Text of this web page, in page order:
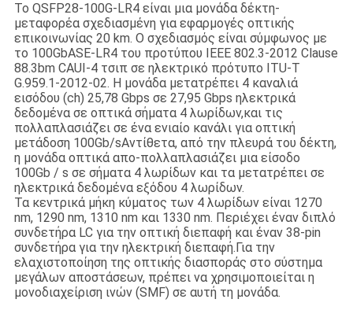
Το QSFP28-100G-LR4 είναι μια μονάδα δέκτη-
μεταφορέα σχεδιασμένη για εφαρμογές οπτικής
επικοινωνίας 20 km. Ο σχεδιασμός είναι σύμφωνος με
το 100GbASE-LR4 του προτύπου IEEE 802.3-2012 Clause
88.3bm CAUI-4 τσιπ σε ηλεκτρικό πρότυπο ITU-T
G.959.1-2012-02. Η μονάδα μετατρέπει 4 καναλιά
εισόδου (ch) 25,78 Gbps σε 27,95 Gbps ηλεκτρικά
δεδομένα σε οπτικά σήματα 4 λωρίδων,και τις
πολλαπλασιάζει σε ένα ενιαίο κανάλι για οπτική
μετάδοση 100Gb/sΑντίθετα, από την πλευρά του δέκτη,
η μονάδα οπτικά απο-πολλαπλασιάζει μια είσοδο
100Gb / s σε σήματα 4 λωρίδων και τα μετατρέπει σε
ηλεκτρικά δεδομένα εξόδου 4 λωρίδων.
Τα κεντρικά μήκη κύματος των 4 λωρίδων είναι 1270
nm, 1290 nm, 1310 nm και 1330 nm. Περιέχει έναν διπλό
συνδετήρα LC για την οπτική διεπαφή και έναν 38-pin
συνδετήρα για την ηλεκτρική διεπαφή.Για την
ελαχιστοποίηση της οπτικής διασποράς στο σύστημα
μεγάλων αποστάσεων, πρέπει να χρησιμοποιείται η
μονοδιαχείριση ινών (SMF) σε αυτή τη μονάδα.